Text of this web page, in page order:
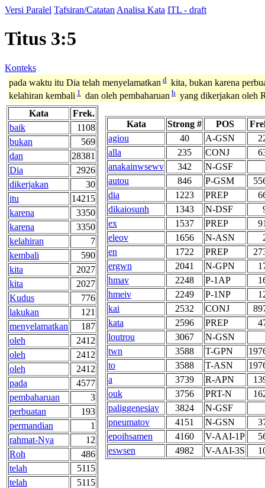
Versi Paralel Tafsiran/Catatan Analisa Kata ITL - draft
Titus 3:5
Konteks
pada waktu itu Dia telah menyelamatkan d kita, bukan karena
kelahiran kembali 1 dan oleh pembaharuan h yang dikerjakan oleh
Kata
Frek.
baik
1108
bukan
569
dan
28381
Dia
2926
dikerjakan
30
itu
14215
karena
3350
karena
3350
kelahiran
7
kembali
590
kita
2027
kita
2027
Kudus
776
lakukan
121
menyelamatkan
187
oleh
2412
oleh
2412
oleh
2412
pada
4577
pembaharuan
3
perbuatan
193
permandian
1
rahmat-Nya
12
Roh
486
telah
5115
telah
5115
Kata Strong # POS
agiou
40 A-GSN
alla
235 CONJ
anakainwsewv
342
N-GSF
autou
846 P-GSM
dia
1223 PREP
dikaiosunh
1343 N-DSF
ex
1537 PREP
eleov
1656 N-ASN
en
1722 PREP
ergwn
2041 N-GPN
hmav
2248 P-1AP
hmeiv
2249 P-1NP
kai
2532 CONJ
kata
2596 PREP
loutrou
3067
N-GSN
twn
3588 T-GPN
to
3588 T-ASN
a
3739 R-APN
ouk
3756 PRT-N
paliggenesiav
3824
N-GSF
pneumatov
4151 N-GSN
epoihsamen
4160 V-AAI-1P
eswsen
4982 V-AAI-3S